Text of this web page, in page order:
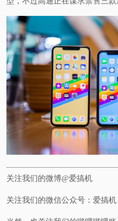
关注我们的微博@爱搞机
关注我们的微信公众号：爱搞机